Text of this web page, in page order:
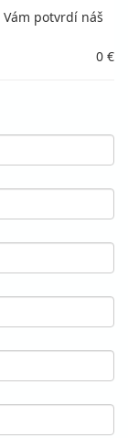
potvrdí náš
0 €